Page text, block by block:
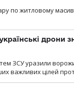
по житловому
дрони
ЗСУ уразили
важливих цілей